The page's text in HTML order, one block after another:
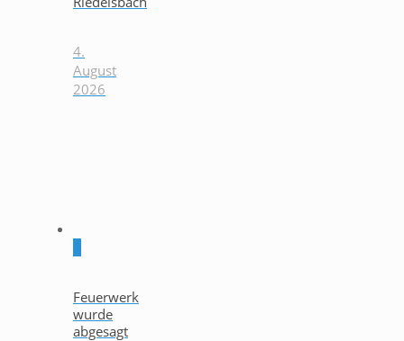
4.
August
2026
Feuerwerk
wurde
abgesagt